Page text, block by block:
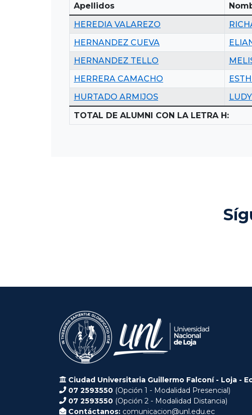
Apellidos
HEREDIA VALAREZO
HERNANDEZ CUEVA
HERNANDEZ TELLO
HERRERA CAMACHO
HURTADO ARMIJOS
TOTAL DE ALUMNI CON LA LETRA H:
Ciudad Universitaria Guillermo Falconí - Loja -
07 2593550 (Opción 1 - Modalidad Presencial)
07 2593550 (Opción 2 - Modalidad Distancia)
Contáctanos: comunicacion@unl.edu.ec